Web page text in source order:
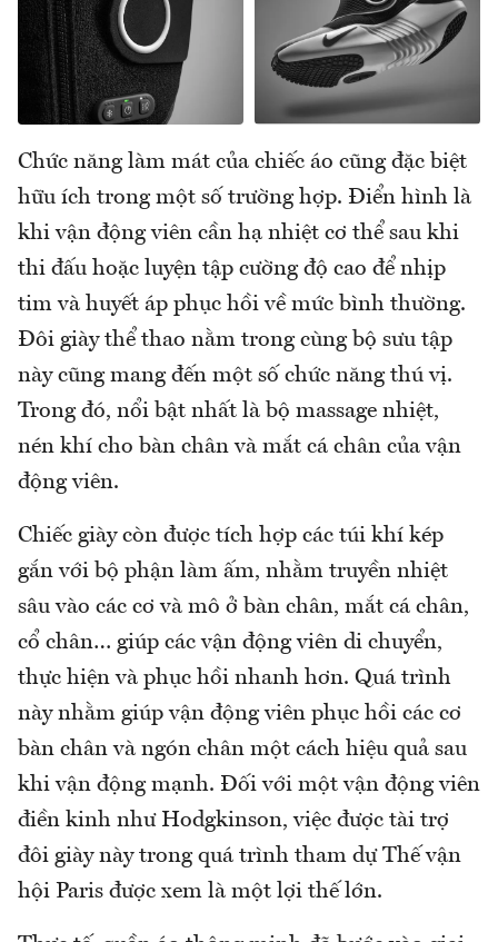
Chức năng làm mát của chiếc áo cũng đặc biệt
hữu ích trong một số trường hợp. Điển hình là
khi vận động viên cần hạ nhiệt cơ thể sau khi
thi đấu hoặc luyện tập cường độ cao để nhịp
tim và huyết áp phục hồi về mức bình thường.
Đôi giày thể thao nằm trong cùng bộ sưu tập
này cũng mang đến một số chức năng thú vị.
Trong đó, nổi bật nhất là bộ massage nhiệt,
nén khí cho bàn chân và mắt cá chân của vận
động viên.
Chiếc giày còn được tích hợp các túi khí kép
gắn với bộ phận làm ấm, nhằm truyền nhiệt
sâu vào các cơ và mô ở bàn chân, mắt cá chân,
cổ chân… giúp các vận động viên di chuyển,
thực hiện và phục hồi nhanh hơn. Quá trình
này nhằm giúp vận động viên phục hồi các cơ
bàn chân và ngón chân một cách hiệu quả sau
khi vận động mạnh. Đối với một vận động viên
điền kinh như Hodgkinson, việc được tài trợ
đôi giày này trong quá trình tham dự Thế vận
hội Paris được xem là một lợi thế lớn.